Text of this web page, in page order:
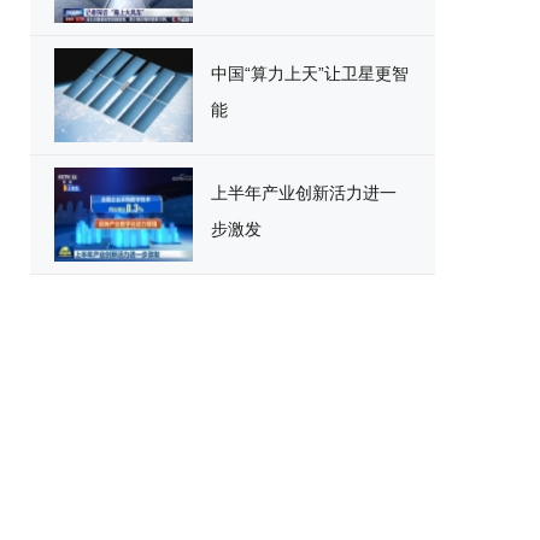
中国“算力上天”让卫星更智
能
上半年产业创新活力进一
步激发